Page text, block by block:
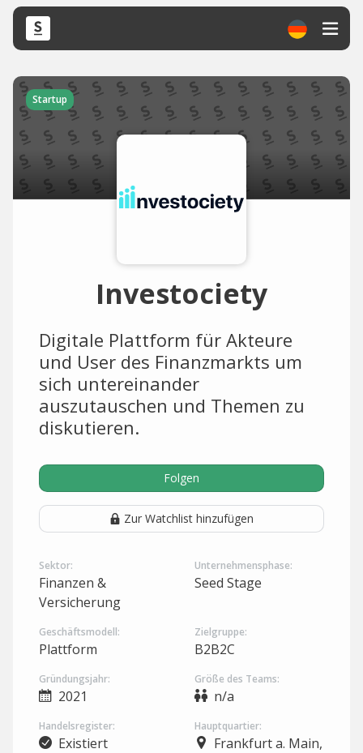
Startup
Investociety
Digitale Plattform für Akteure
und User des Finanzmarkts um
sich untereinander
auszutauschen und Themen zu
diskutieren.
Folgen
Zur Watchlist hinzufügen
Sektor:
Finanzen &
Versicherung
Unternehmensphase:
Seed Stage
Geschäftsmodell:
Plattform
Zielgruppe:
B2B2C
Gründungsjahr:
2021
Größe des Teams:
n/a
Handelsregister:
Existiert
Hauptquartier:
Frankfurt a. Main,